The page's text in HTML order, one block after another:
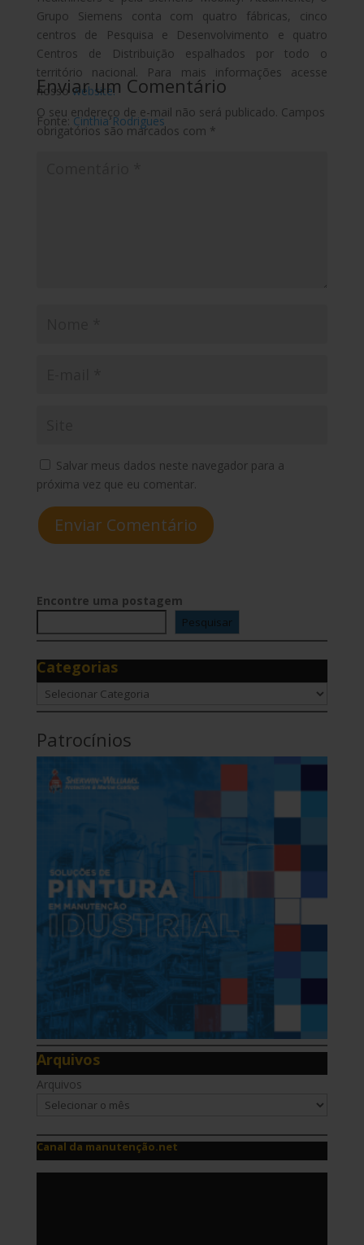
Grupo Siemens conta com quatro fábricas, cinco
centros de Pesquisa e Desenvolvimento e quatro
Centros de Distribuição espalhados por todo o
território nacional. Para mais informações acesse
nossowebsite.
Fonte:Cinthia Rodrigues
Enviar um Comentário
O seu endereço de e-mail não será publicado. Campos
obrigatórios são marcados com *
Salvar meus dados neste navegador para a
próxima vez que eu comentar.
Enviar Comentário
Encontre uma postagem
Pesquisar
Categorias
Categorias
Patrocínios
Arquivos
Arquivos
Canal da manutenção.net